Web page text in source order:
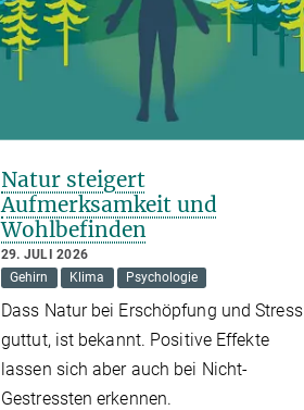
Natur steigert
Aufmerksamkeit und
Wohlbefinden
29. JULI 2026
Gehirn
Klima Psychologie
Dass Natur bei Erschöpfung und Stress
guttut, ist bekannt. Positive Effekte
lassen sich aber auch bei Nicht-
Gestressten erkennen.